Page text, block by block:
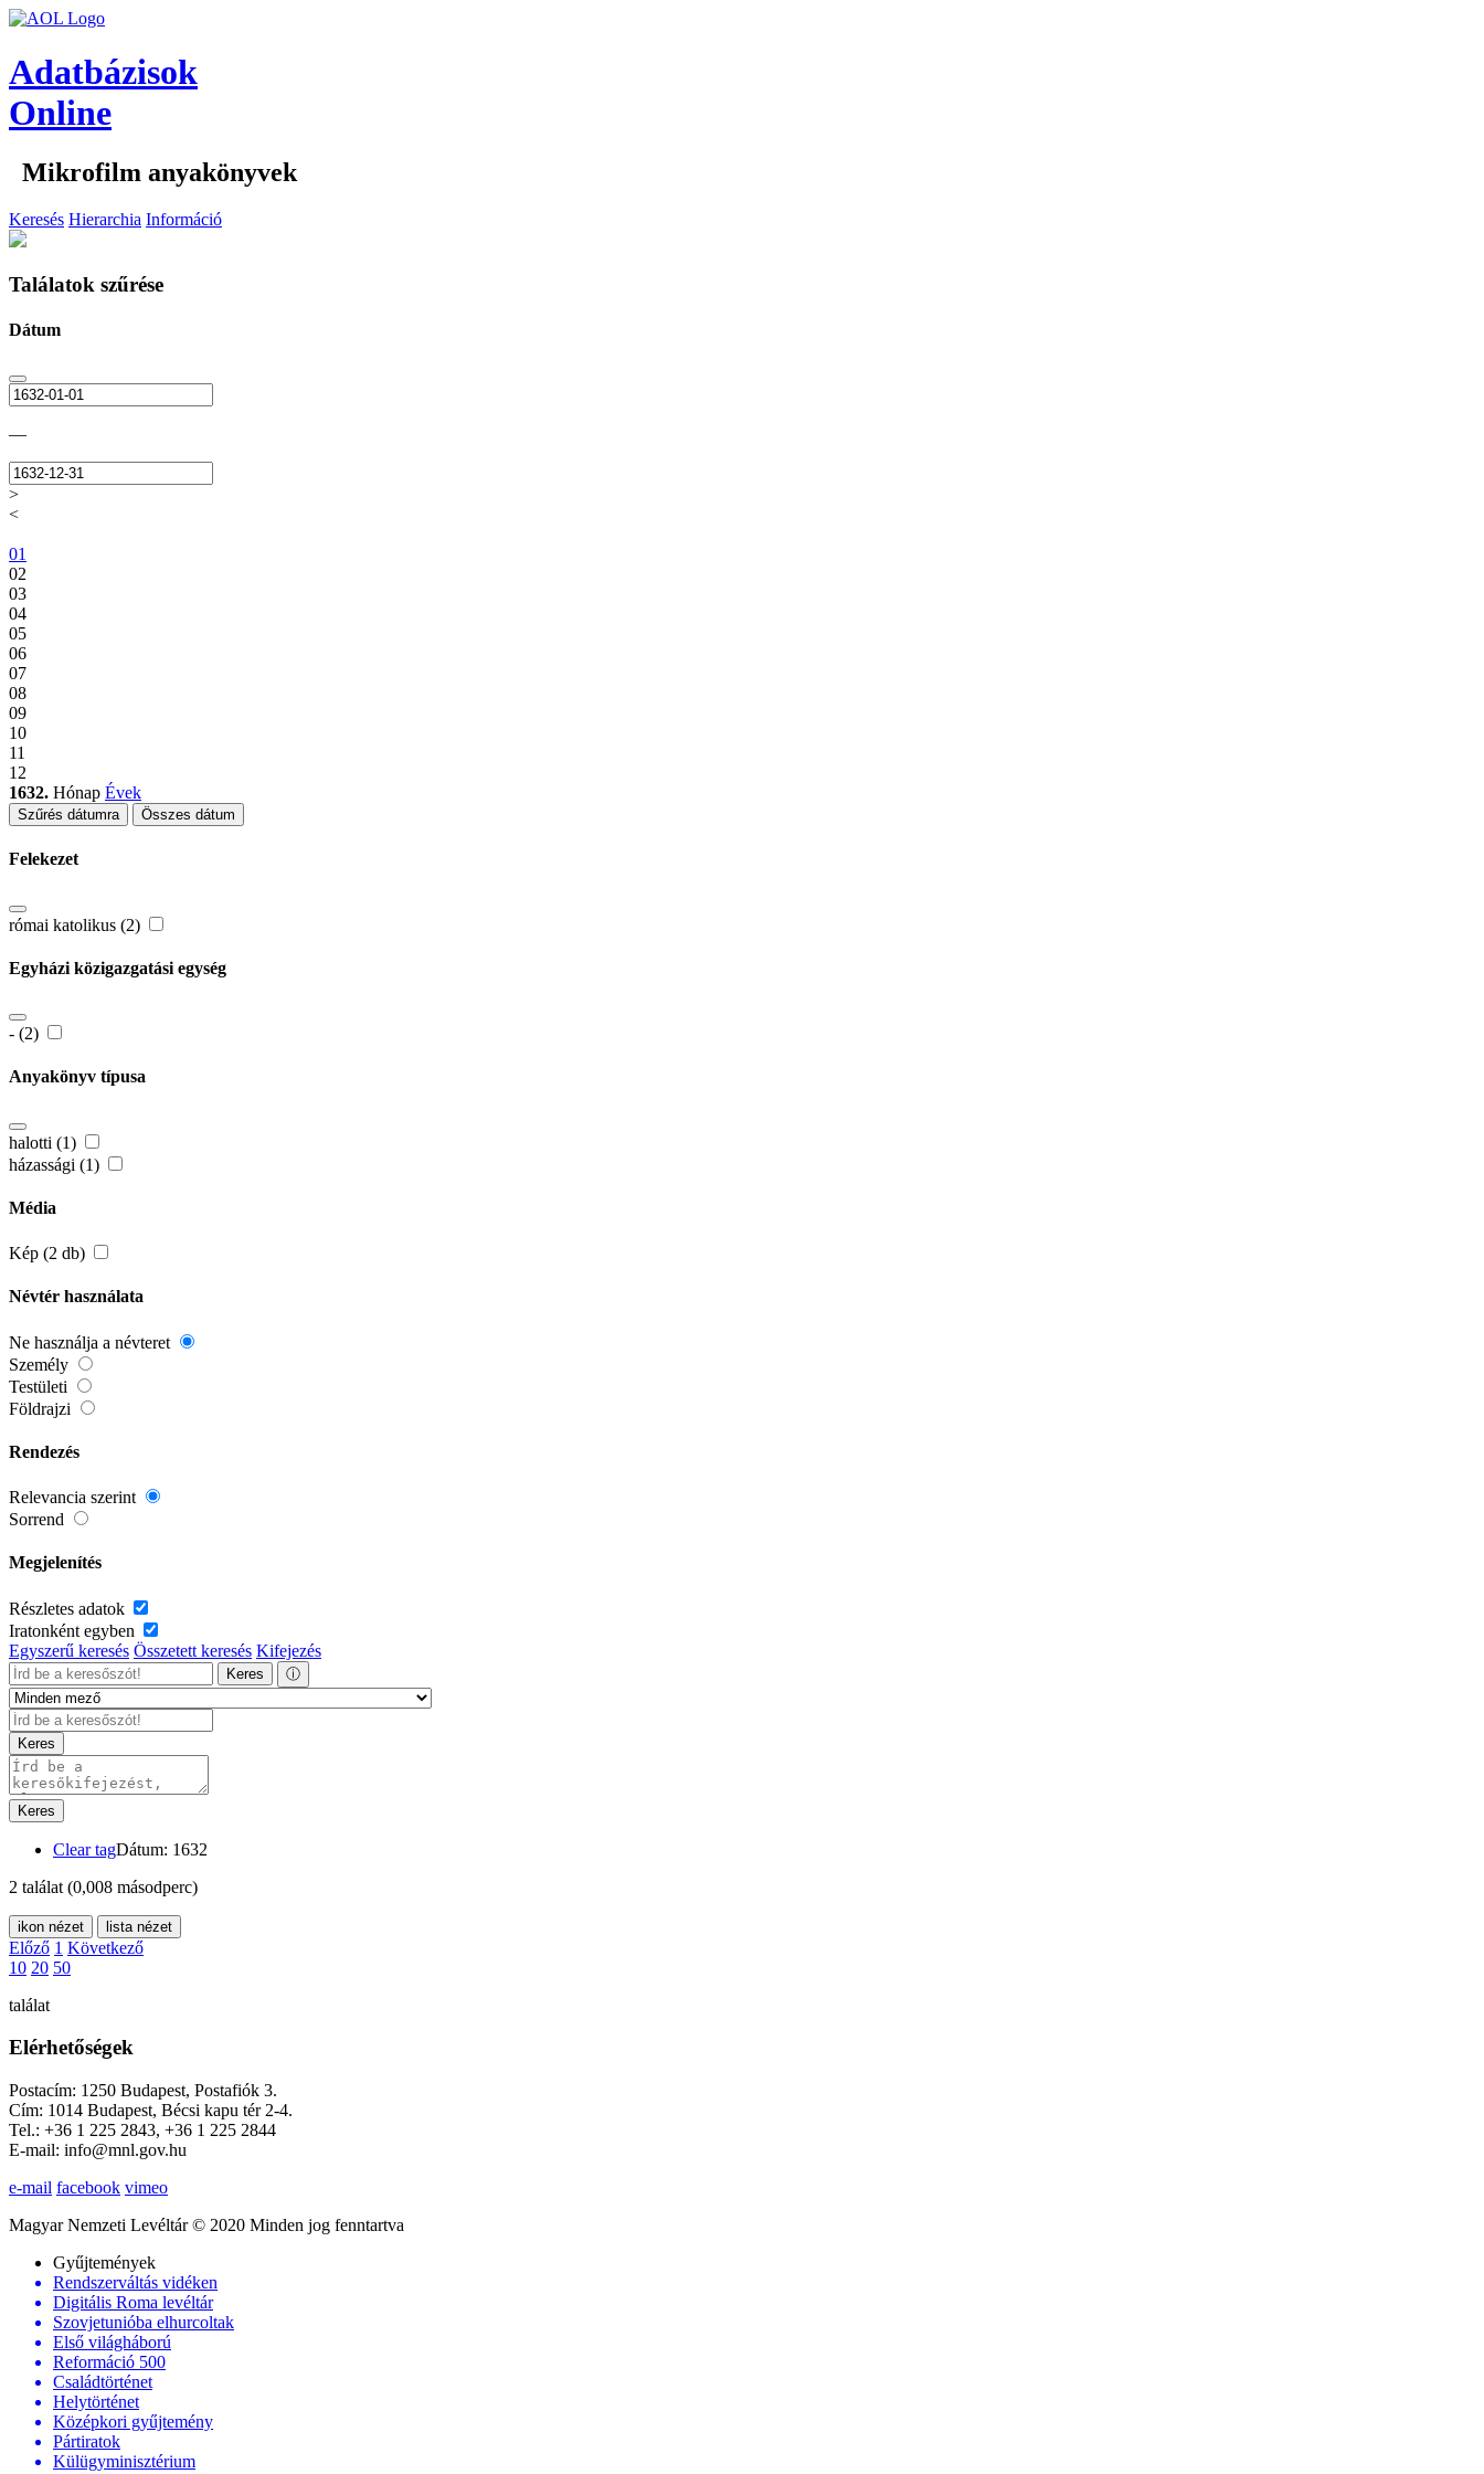
Adatbázisok
Online
Mikrofilm anyakönyvek
Keresés Hierarchia Információ
Találatok szűrése
Dátum
—
>
<
01
02
03
04
05
06
07
08
09
10
11
12
1632. Hónap Évek
Szűrés dátumra Összes dátum
Felekezet
római katolikus (2)
Egyházi közigazgatási egység
- (2)
Anyakönyv típusa
halotti (1)
házassági (1)
Média
Kép (2 db)
Névtér használata
Ne használja a névteret
Személy
Testületi
Földrajzi
Rendezés
Relevancia szerint
Sorrend
Megjelenítés
Részletes adatok
Iratonként egyben
Egyszerű keresés Összetett keresés Kifejezés
Keres ⓘ
Keres
Keres
Clear tagDátum: 1632
2 találat (0,008 másodperc)
ikon nézet lista nézet
Előző 1 Következő
10 20 50
találat
Elérhetőségek
Postacím: 1250 Budapest, Postafiók 3.
Cím: 1014 Budapest, Bécsi kapu tér 2-4.
Tel.: +36 1 225 2843, +36 1 225 2844
E-mail: info@mnl.gov.hu
e-mail facebook vimeo
Magyar Nemzeti Levéltár © 2020 Minden jog fenntartva
Gyűjtemények
Rendszerváltás vidéken
Digitális Roma levéltár
Szovjetunióba elhurcoltak
Első világháború
Reformáció 500
Családtörténet
Helytörténet
Középkori gyűjtemény
Pártiratok
Külügyminisztérium